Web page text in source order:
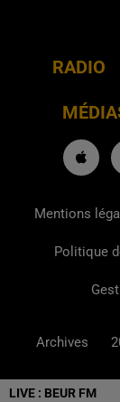
LIVE : BEUR FM
RADIO
Mentions
Politique
Archives